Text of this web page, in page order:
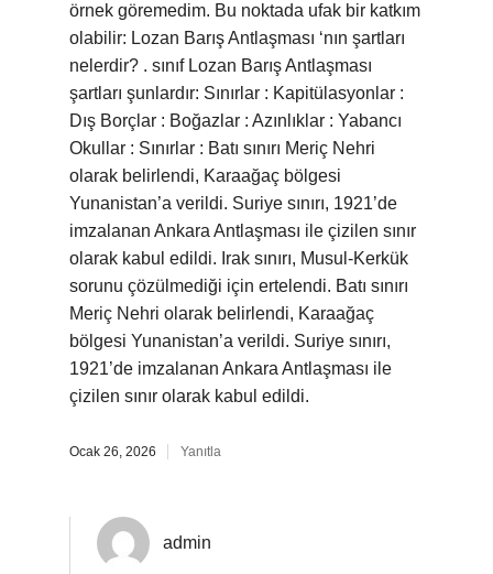
örnek göremedim. Bu noktada ufak bir katkım
olabilir: Lozan Barış Antlaşması ‘nın şartları
nelerdir? . sınıf Lozan Barış Antlaşması
şartları şunlardır: Sınırlar : Kapitülasyonlar :
Dış Borçlar : Boğazlar : Azınlıklar : Yabancı
Okullar : Sınırlar : Batı sınırı Meriç Nehri
olarak belirlendi, Karaağaç bölgesi
Yunanistan’a verildi. Suriye sınırı, 1921’de
imzalanan Ankara Antlaşması ile çizilen sınır
olarak kabul edildi. Irak sınırı, Musul-Kerkük
sorunu çözülmediği için ertelendi. Batı sınırı
Meriç Nehri olarak belirlendi, Karaağaç
bölgesi Yunanistan’a verildi. Suriye sınırı,
1921’de imzalanan Ankara Antlaşması ile
çizilen sınır olarak kabul edildi.
Ocak 26, 2026 Yanıtla
admin